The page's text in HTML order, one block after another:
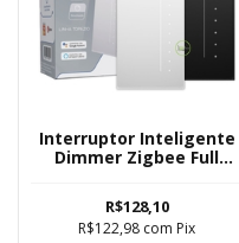
Interruptor Inteligente
Dimmer Zigbee Full
R$128,10
R$122,98 com Pix